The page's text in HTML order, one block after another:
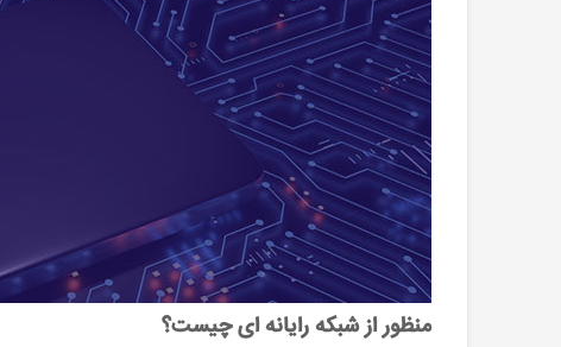
منظور از شبکه رایانه ای چیست؟